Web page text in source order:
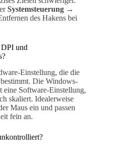
Systemsteuerung →
des Hakens bei
und
Einstellung, die die
Die Windows-
eine Software-Einstellung,
skaliert. Idealerweise
Maus ein und passen
fein an.